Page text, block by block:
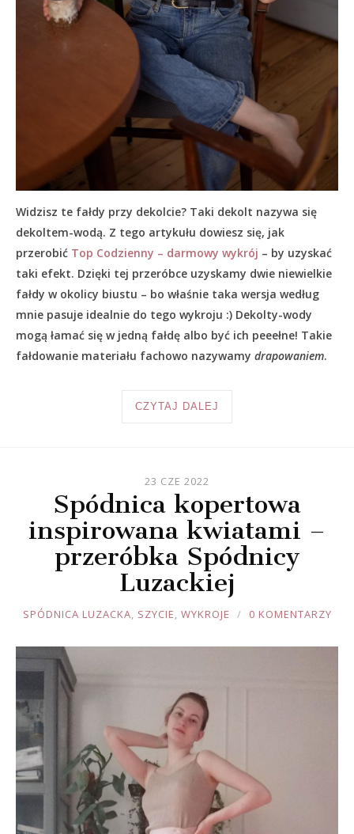
Widzisz te fałdy przy dekolcie? Taki dekolt nazywa się
dekoltem-wodą. Z tego artykułu dowiesz się, jak
przerobić Top Codzienny – darmowy wykrój – by uzyskać
taki efekt. Dzięki tej przeróbce uzyskamy dwie niewielkie
fałdy w okolicy biustu – bo właśnie taka wersja według
mnie pasuje idealnie do tego wykroju :) Dekolty-wody
mogą łamać się w jedną fałdę albo być ich peeełne! Takie
fałdowanie materiału fachowo nazywamy drapowaniem.
CZYTAJ DALEJ
23 CZE 2022
Spódnica kopertowa
inspirowana kwiatami –
przeróbka Spódnicy
Luzackiej
JOULE
SPÓDNICA LUZACKA, SZYCIE, WYKROJE 0 KOMENTARZY